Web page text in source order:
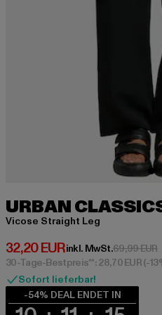
URBAN
Vicose Straight Leg
32,20 EUR
Derzeitiger Preis: 32,20
inkl. MwSt.69,99 EUR
30-Tage-Bestpreis**: 28,70 EUR(-
Sofort lieferbar!
-54% DEAL ENDET IN